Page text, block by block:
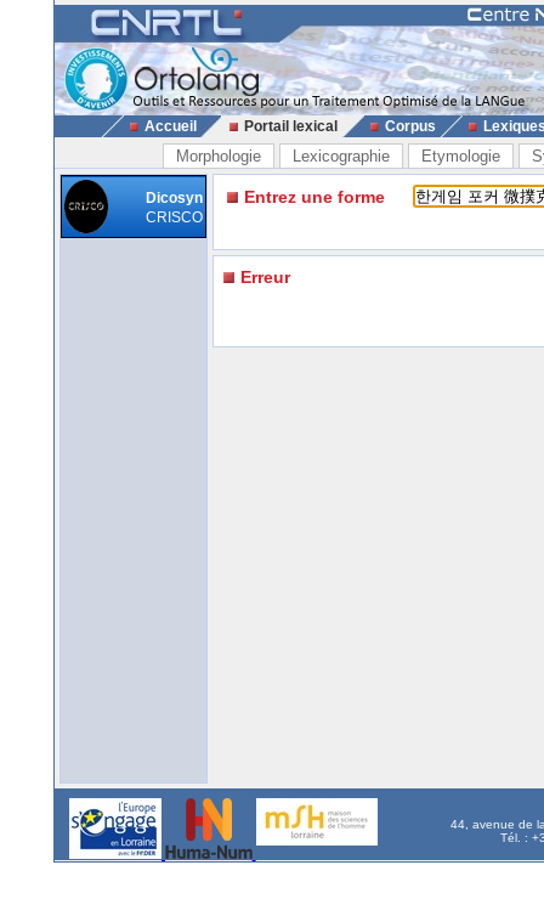
Accueil Portail lexical Corpus
Morphologie Lexicographie Etymologie
Dicosyn
CRISCO
Entrez une forme
Erreur
44, avenue de
Tél. :